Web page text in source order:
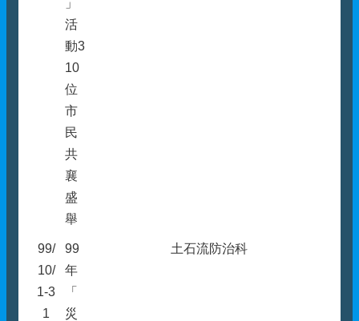
」
活
動3
10
位
市
民
共
襄
盛
舉
99/
10/
1-3
1
99
年
「
災
土石流防治科